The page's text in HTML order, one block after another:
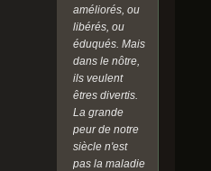
améliorés, ou
libérés, ou
éduqués. Mais
dans le nôtre,
ils veulent
êtres divertis.
La grande
peur de notre
siècle n'est
pas la maladie